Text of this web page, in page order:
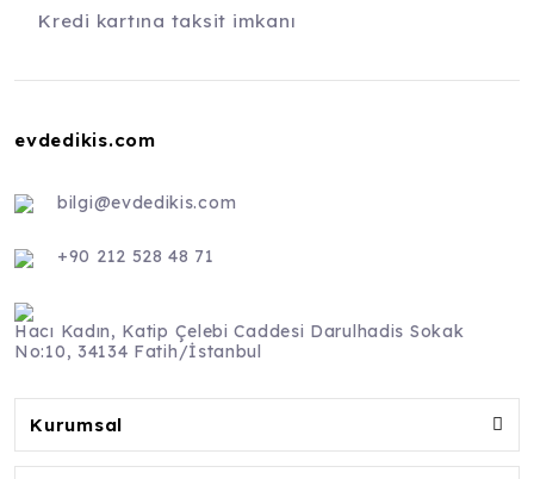
Kredi kartına taksit imkanı
evdedikis.com
bilgi@evdedikis.com
+90 212 528 48 71
Hacı Kadın, Katip Çelebi Caddesi Darulhadis Sokak
No:10, 34134 Fatih/İstanbul
Kurumsal